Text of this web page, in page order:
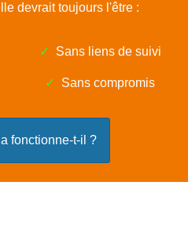
devrait toujours l'être :
Sans liens de suivi
Sans compromis
fonctionne-t-il ?